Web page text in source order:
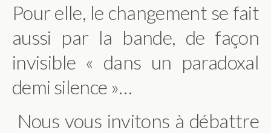
Pour elle, le changement se fait
aussi par la bande, de façon
invisible « dans un paradoxal
demi silence »…
Nous vous invitons à débattre